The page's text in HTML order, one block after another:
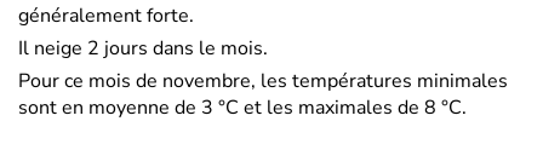
généralement forte.
Il neige 2 jours dans le mois.
Pour ce mois de novembre, les températures minimales
sont en moyenne de 3 °C et les maximales de 8 °C.